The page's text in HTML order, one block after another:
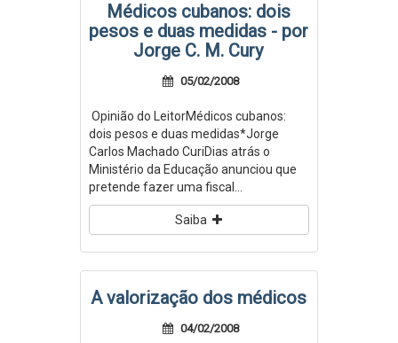
Médicos cubanos: dois
pesos e duas medidas - por
Jorge C. M. Cury
05/02/2008
Opinião do LeitorMédicos cubanos:
dois pesos e duas medidas*Jorge
Carlos Machado CuriDias atrás o
Ministério da Educação anunciou que
pretende fazer uma fiscal...
Saiba
A valorização dos médicos
04/02/2008